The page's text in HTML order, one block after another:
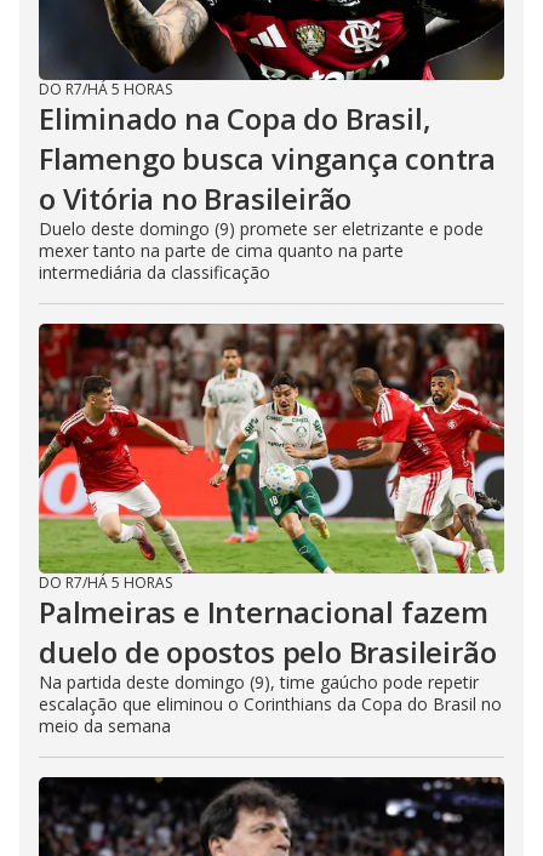
DO R7/HÁ 5 HORAS
Eliminado na Copa do Brasil,
Flamengo busca vingança contra
o Vitória no Brasileirão
Duelo deste domingo (9) promete ser eletrizante e pode
mexer tanto na parte de cima quanto na parte
intermediária da classificação
DO R7/HÁ 5 HORAS
Palmeiras e Internacional fazem
duelo de opostos pelo Brasileirão
Na partida deste domingo (9), time gaúcho pode repetir
escalação que eliminou o Corinthians da Copa do Brasil no
meio da semana